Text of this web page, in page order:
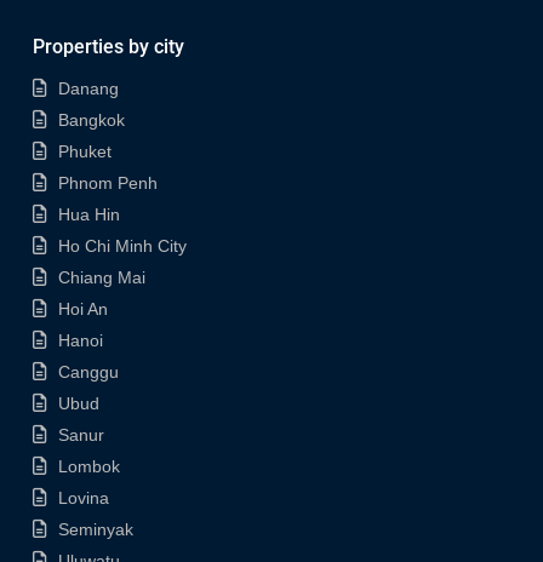
Properties by city
Danang
Bangkok
Phuket
Phnom Penh
Hua Hin
Ho Chi Minh City
Chiang Mai
Hoi An
Hanoi
Canggu
Ubud
Sanur
Lombok
Lovina
Seminyak